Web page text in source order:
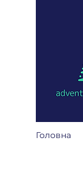
Головна